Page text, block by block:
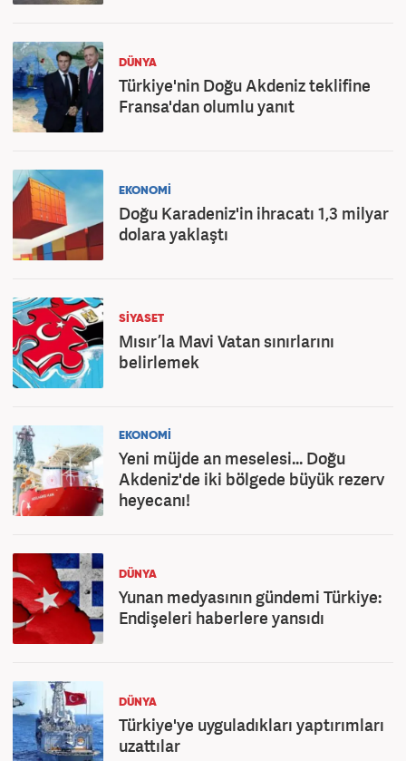
DÜNYA
Türkiye'nin Doğu Akdeniz teklifine
Fransa'dan olumlu yanıt
EKONOMİ
Doğu Karadeniz'in ihracatı 1,3 milyar
dolara yaklaştı
SİYASET
Mısır’la Mavi Vatan sınırlarını
belirlemek
EKONOMİ
Yeni müjde an meselesi... Doğu
Akdeniz'de iki bölgede büyük rezerv
heyecanı!
DÜNYA
Yunan medyasının gündemi Türkiye:
Endişeleri haberlere yansıdı
DÜNYA
Türkiye'ye uyguladıkları yaptırımları
uzattılar